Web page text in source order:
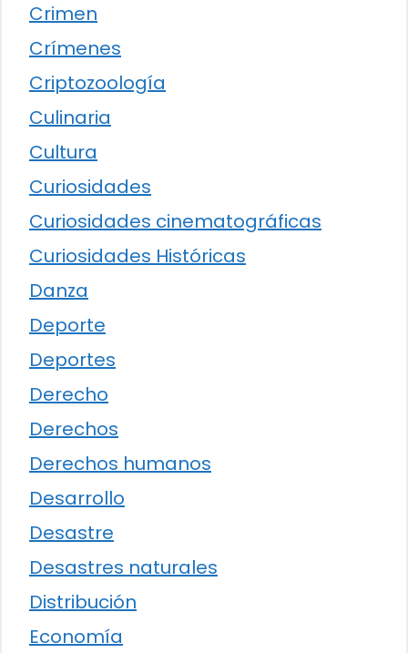
Crimen
Crímenes
Criptozoología
Culinaria
Cultura
Curiosidades
Curiosidades cinematográficas
Curiosidades Históricas
Danza
Deporte
Deportes
Derecho
Derechos
Derechos humanos
Desarrollo
Desastre
Desastres naturales
Distribución
Economía